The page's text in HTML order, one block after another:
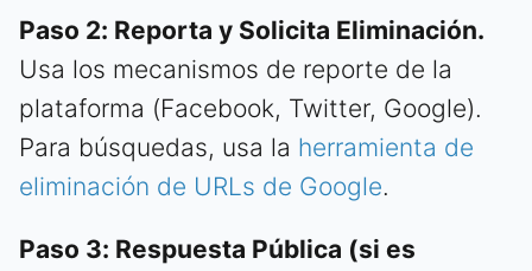
Paso 2: Reporta y Solicita Eliminación.
Usa los mecanismos de reporte de la
plataforma (Facebook, Twitter, Google).
Para búsquedas, usa la herramienta de
eliminación de URLs de Google.
Paso 3: Respuesta Pública (si es